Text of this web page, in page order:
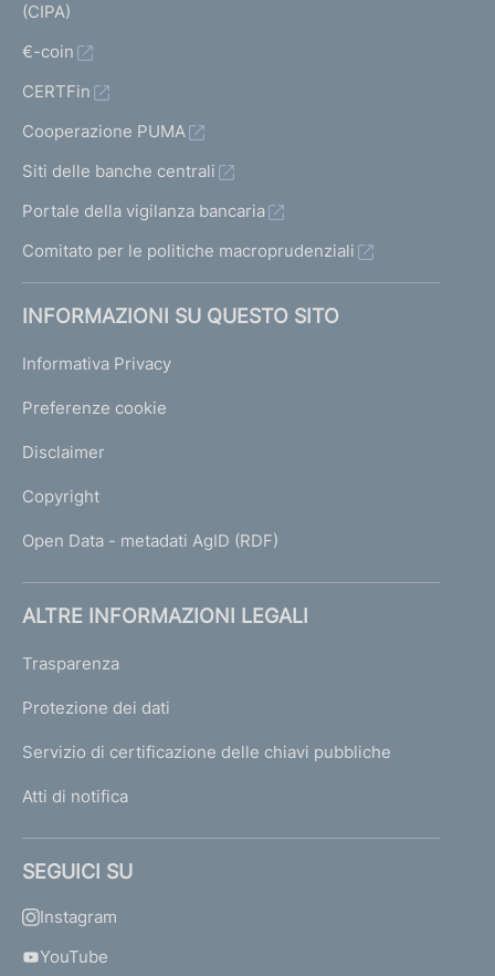
(CIPA)
€-coin
CERTFin
Cooperazione PUMA
Siti delle banche centrali
Portale della vigilanza bancaria
Comitato per le politiche macroprudenziali
INFORMAZIONI SU QUESTO SITO
Informativa Privacy
Preferenze cookie
Disclaimer
Copyright
Open Data - metadati AgID (RDF)
ALTRE INFORMAZIONI LEGALI
Trasparenza
Protezione dei dati
Servizio di certificazione delle chiavi pubbliche
Atti di notifica
SEGUICI SU
Instagram
YouTube